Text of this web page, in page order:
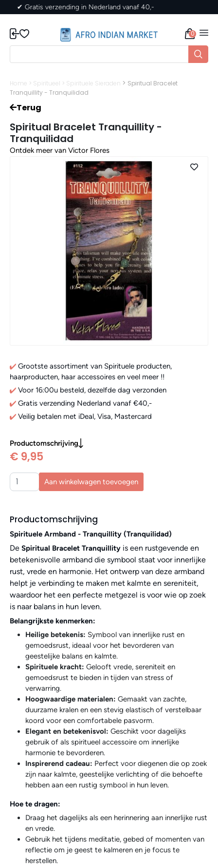
✔ Gratis verzending in Nederland vanaf 40,-
0
Home > Spiritueel > Spirituele Sieraden > Spiritual Bracelet
Tranquillity - Tranquilidad
Terug
Spiritual Bracelet Tranquillity -
Tranquilidad
Ontdek meer van Victor Flores
Grootste assortiment van Spirituele producten,
haarproducten, haar accessoires en veel meer !!
Voor 16:00u besteld, dezelfde dag verzonden
Gratis verzending Nederland vanaf €40,-
Veilig betalen met iDeal, Visa, Mastercard
Productomschrijving
€ 9,95
Aan winkelwagen toevoegen
Productomschrijving
Spirituele Armband - Tranquillity (Tranquilidad)
De Spiritual Bracelet Tranquillity is een rustgevende en
betekenisvolle armband die symbool staat voor innerlijke
rust, vrede en harmonie. Het ontwerp van deze armband
helpt je verbinding te maken met kalmte en sereniteit,
waardoor het een perfecte metgezel is voor wie op zoek
is naar balans in hun leven.
Belangrijkste kenmerken:
Heilige betekenis: Symbool van innerlijke rust en
gemoedsrust, ideaal voor het bevorderen van
geestelijke balans en kalmte.
Spirituele kracht: Gelooft vrede, sereniteit en
gemoedsrust te bieden in tijden van stress of
verwarring.
Hoogwaardige materialen: Gemaakt van zachte,
duurzame kralen en een stevig elastisch of verstelbaar
koord voor een comfortabele pasvorm.
Elegant en betekenisvol: Geschikt voor dagelijks
gebruik of als spiritueel accessoire om innerlijke
harmonie te bevorderen.
Inspirerend cadeau: Perfect voor diegenen die op zoek
zijn naar kalmte, geestelijke verlichting of die behoefte
hebben aan een rustig symbool in hun leven.
Hoe te dragen:
Draag het dagelijks als een herinnering aan innerlijke rust
en vrede.
Gebruik het tijdens meditatie, gebed of momenten van
reflectie om je geest te kalmeren en je focus te
herstellen.